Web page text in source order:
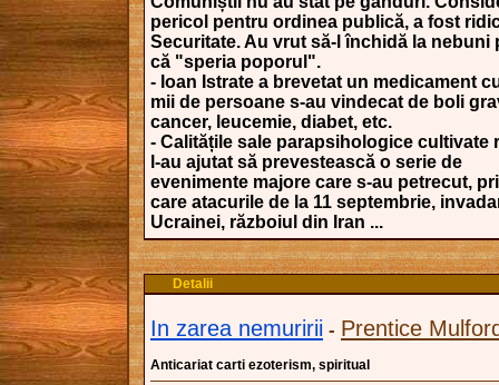
pericol pentru ordinea publică, a fost
Securitate. Au vrut să-l închidă la nebuni
că "speria poporul".
- Ioan Istrate a brevetat un medicament
mii de persoane s-au vindecat de boli
cancer, leucemie, diabet, etc.
- Calitățile sale parapsihologice cultivate
l-au ajutat să prevestească o serie de
evenimente majore care s-au petrecut,
care atacurile de la 11 septembrie,
Ucrainei, războiul din Iran ...
Detalii
In zarea nemuririi - Prentice
Anticariat carti ezoterism, spiritual